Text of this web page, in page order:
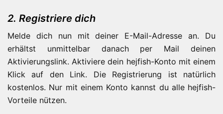
2. Registriere dich
Melde dich nun mit deiner E-Mail-Adresse an. Du
erhältst unmittelbar danach per Mail deinen
Aktivierungslink. Aktiviere dein hejfish-Konto mit einem
Klick auf den Link. Die Registrierung ist natürlich
kostenlos. Nur mit einem Konto kannst du alle hejfish-
Vorteile nützen.